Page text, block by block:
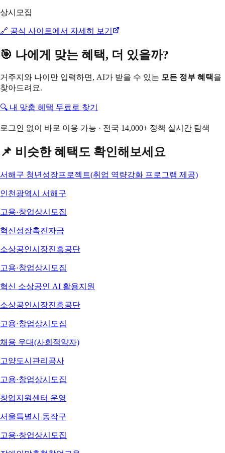
상시모집
🔗 공식 사이트에서 자세히 보기
🎯 나에게 맞는 혜택, 더 있을까?
거주지와 나이만 입력하면, AI가 받을 수 있는 모든 정부 혜택을
찾아드려요.
🔍 내 맞춤 혜택 무료로 찾기
로그인 없이 바로 이용 가능 · 전국 14,000+ 정책 실시간 탐색
📌 비슷한 혜택도 확인해보세요
서해구 청년성장프로젝트(취업 역량강화 프로그램 제공)
인천광역시 서해구
고용·창업상시모집
혁신성장촉진자금
소상공인시장진흥공단
고용·창업상시모집
혁신 소상공인 AI 활용지원
소상공인시장진흥공단
고용·창업상시모집
채용 우대(사회적약자)
고양도시관리공사
고용·창업상시모집
창업지원센터 운영
서울특별시 동작구
고용·창업상시모집